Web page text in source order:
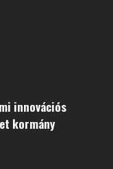
innovációs
kormány